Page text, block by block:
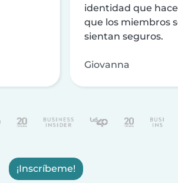
identidad que
que los miembros
sientan seguros.
Giovanna
¡Inscríbeme!